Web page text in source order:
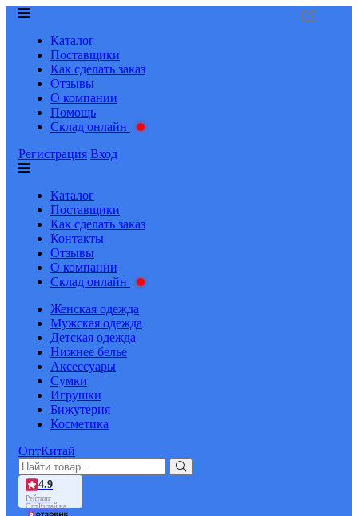
Каталог
Поставщики
Как сделать заказ
Отзывы
О компании
Помощь
Склад онлайн
Регистрация Вход
Каталог
Поставщики
Как сделать заказ
Контакты
Отзывы
О компании
Склад онлайн
Женская одежда
Мужская одежда
Детская одежда
Нижнее белье
Аксессуары
Сумки
Игрушки
Бижутерия
Косметика
ОптКитай
4.9
Рейтинг
ОптКитай на